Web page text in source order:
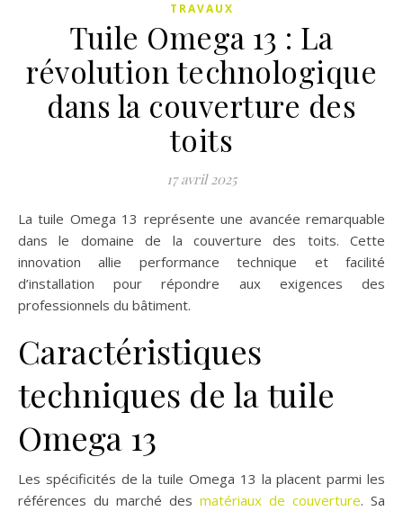
TRAVAUX
Tuile Omega 13 : La
révolution technologique
dans la couverture des
toits
17 avril 2025
La tuile Omega 13 représente une avancée remarquable
dans le domaine de la couverture des toits. Cette
innovation allie performance technique et facilité
d’installation pour répondre aux exigences des
professionnels du bâtiment.
Caractéristiques
techniques de la tuile
Omega 13
Les spécificités de la tuile Omega 13 la placent parmi les
références du marché des matériaux de couverture. Sa